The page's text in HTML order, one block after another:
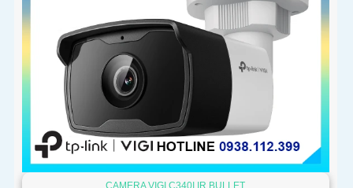
CAMERA VIGI C340I IR BULLET